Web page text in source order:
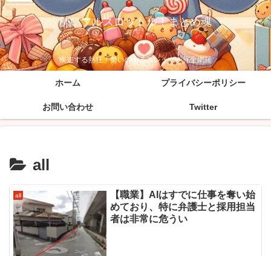
勢いフルスロットル！まとめ魂
疾走する熱狂！勢いのあるスレッドを完全網羅
ホーム プライバシーポリシー
お問い合わせ Twitter
all
all
【職業】AIはすでに仕事を奪い始
めており、特に弁護士と採用担当
者は非常に危うい